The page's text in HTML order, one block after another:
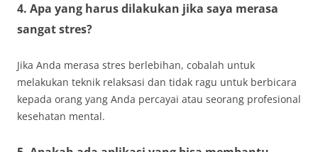
4. Apa yang harus dilakukan jika saya merasa
sangat stres?
Jika Anda merasa stres berlebihan, cobalah untuk
melakukan teknik relaksasi dan tidak ragu untuk berbicara
kepada orang yang Anda percayai atau seorang profesional
kesehatan mental.